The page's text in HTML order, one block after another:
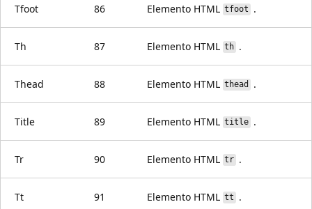
Tfoot 86 Elemento HTML tfoot .
Th 87 Elemento HTML th.
Thead 88 Elemento HTML thead .
Title 89 Elemento HTML title.
Tr 90 Elemento HTML tr.
Tt 91 Elemento HTML tt .